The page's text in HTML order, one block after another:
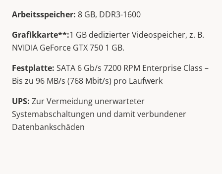
Arbeitsspeicher: 8 GB, DDR3-1600
Grafikkarte**:1 GB dedizierter Videospeicher, z. B.
NVIDIA GeForce GTX 750 1 GB.
Festplatte: SATA 6 Gb/s 7200 RPM Enterprise Class –
Bis zu 96 MB/s (768 Mbit/s) pro Laufwerk
UPS: Zur Vermeidung unerwarteter
Systemabschaltungen und damit verbundener
Datenbankschäden